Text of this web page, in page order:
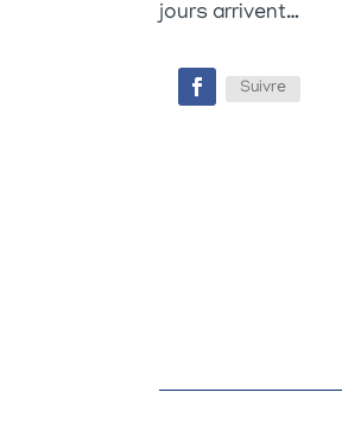
jours arrivent…
Suivre